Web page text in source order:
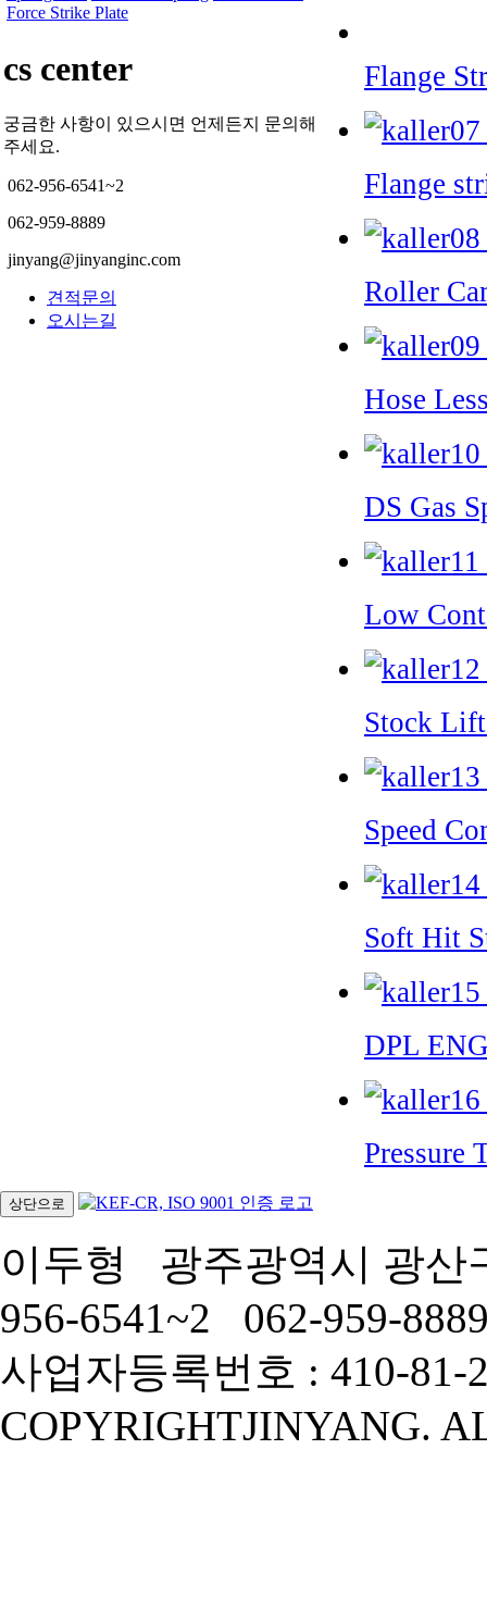
Force Strike Plate
cs center
궁금한 사항이 있으시면 언제든지 문의해
주세요.
062-956-6541~2
062-959-8889
jinyang@jinyanginc.com
견적문의
오시는길
Flange
Flange
Roller
Hose
DS Gas
Low
Stock
Speed
Soft Hit
DPL
Pressure
상단으로
이두형 광주광역시 광
956-6541~2 062-959-
사업자등록번호 : 410-
COPYRIGHTJINYANG.